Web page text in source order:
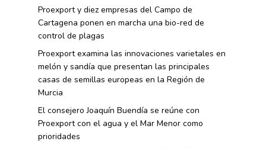
Proexport y diez empresas del Campo de
Cartagena ponen en marcha una bio-red de
control de plagas
Proexport examina las innovaciones varietales en
melón y sandía que presentan las principales
casas de semillas europeas en la Región de
Murcia
El consejero Joaquín Buendía se reúne con
Proexport con el agua y el Mar Menor como
prioridades